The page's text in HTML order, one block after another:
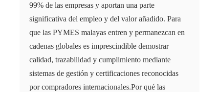
99% de las empresas y aportan una parte
significativa del empleo y del valor añadido. Para
que las PYMES malayas entren y permanezcan en
cadenas globales es imprescindible demostrar
calidad, trazabilidad y cumplimiento mediante
sistemas de gestión y certificaciones reconocidas
por compradores internacionales.Por qué las